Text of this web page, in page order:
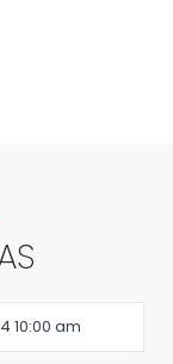
10:00 am